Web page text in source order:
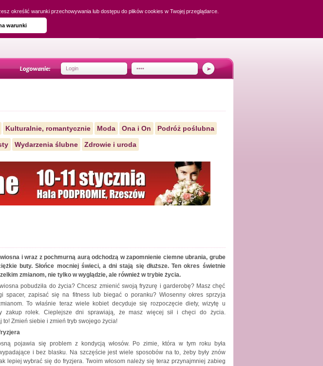
Kulturalnie, romantycznie Moda Ona i On Podróż poślubna
Wydarzenia ślubne Zdrowie i uroda
i wraz z pochmurną aurą odchodzą w zapomnienie ciemne ubrania, grube
buty. Słońce mocniej świeci, a dni stają się dłuższe. Ten okres świetnie
zmianom, nie tylko w wyglądzie, ale również w trybie życia.
pobudziła do życia? Chcesz zmienić swoją fryzurę i garderobę? Masz chęć
spacer, zapisać się na fitness lub biegać o poranku? Wiosenny okres sprzyja
To właśnie teraz wiele kobiet decyduje się rozpoczęcie diety, wizytę u
zakup rolek. Cieplejsze dni sprawiają, że masz więcej sił i chęci do życia.
to! Zmień siebie i zmień tryb swojego życia!
pojawia się problem z kondycją włosów. Po zimie, która w tym roku była
i bez blasku. Na szczęście jest wiele sposobów na to, żeby były znów
lepiej wybrać się do fryzjera. Twoim włosom należy się teraz przynajmniej zabieg
określić warunki przechowywania lub dostępu do plików cookies w Twojej przeglądarce.
warunki